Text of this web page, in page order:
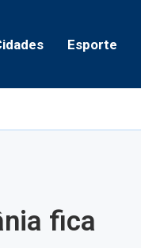
Esporte
fica